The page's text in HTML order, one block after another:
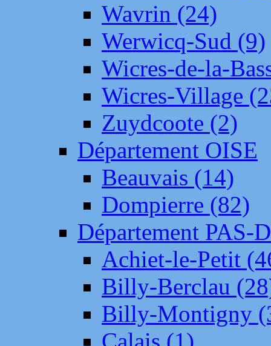
Wavrin (24)
Werwicq-Sud (9)
Wicres-de-la-
Wicres-Village
Zuydcoote (2)
Département OISE
Beauvais (14)
Dompierre (82)
Département PAS-
Achiet-le-Petit
Billy-Berclau
Billy-Montigny